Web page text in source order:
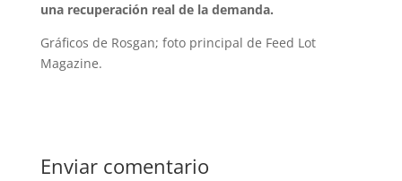
una recuperación real de la demanda.
Gráficos de Rosgan; foto principal de Feed Lot
Magazine.
Enviar comentario